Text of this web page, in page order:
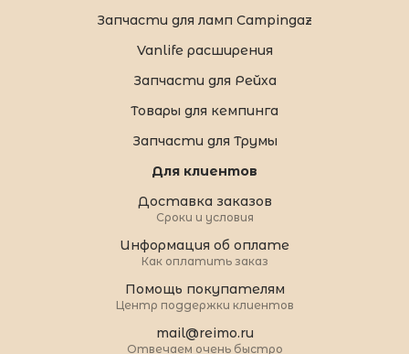
Запчасти для ламп Campingaz
Vanlife расширения
Запчасти для Рейха
Товары для кемпинга
Запчасти для Трумы
Для клиентов
Доставка заказов
Сроки и условия
Информация об оплате
Как оплатить заказ
Помощь покупателям
Центр поддержки клиентов
mail@reimo.ru
Отвечаем очень быстро